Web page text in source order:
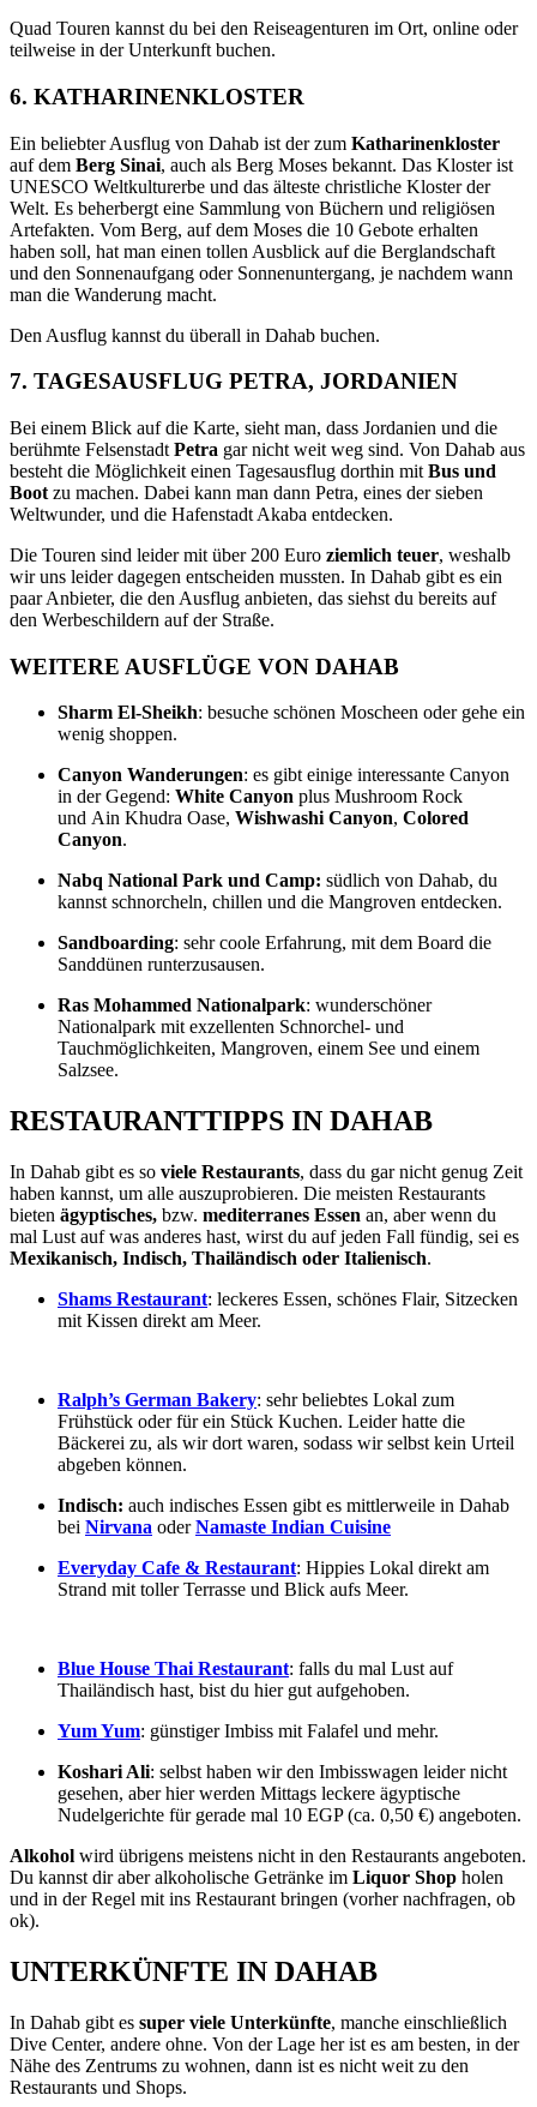
Quad Touren kannst du bei den Reiseagenturen im Ort, online oder
teilweise in der Unterkunft buchen.
6. KATHARINENKLOSTER
Ein beliebter Ausflug von Dahab ist der zum Katharinenkloster
auf dem Berg Sinai, auch als Berg Moses bekannt. Das Kloster ist
UNESCO Weltkulturerbe und das älteste christliche Kloster der
Welt. Es beherbergt eine Sammlung von Büchern und religiösen
Artefakten. Vom Berg, auf dem Moses die 10 Gebote erhalten
haben soll, hat man einen tollen Ausblick auf die Berglandschaft
und den Sonnenaufgang oder Sonnenuntergang, je nachdem wann
man die Wanderung macht.
Den Ausflug kannst du überall in Dahab buchen.
7. TAGESAUSFLUG PETRA, JORDANIEN
Bei einem Blick auf die Karte, sieht man, dass Jordanien und die
berühmte Felsenstadt Petra gar nicht weit weg sind. Von Dahab aus
besteht die Möglichkeit einen Tagesausflug dorthin mit Bus und
Boot zu machen. Dabei kann man dann Petra, eines der sieben
Weltwunder, und die Hafenstadt Akaba entdecken.
Die Touren sind leider mit über 200 Euro ziemlich teuer, weshalb
wir uns leider dagegen entscheiden mussten. In Dahab gibt es ein
paar Anbieter, die den Ausflug anbieten, das siehst du bereits auf
den Werbeschildern auf der Straße.
WEITERE AUSFLÜGE VON DAHAB
Sharm El-Sheikh: besuche schönen Moscheen oder gehe ein
wenig shoppen.
Canyon Wanderungen: es gibt einige interessante Canyon
in der Gegend: White Canyon plus Mushroom Rock
und Ain Khudra Oase, Wishwashi Canyon, Colored
Canyon.
Nabq National Park und Camp: südlich von Dahab, du
kannst schnorcheln, chillen und die Mangroven entdecken.
Sandboarding: sehr coole Erfahrung, mit dem Board die
Sanddünen runterzusausen.
Ras Mohammed Nationalpark: wunderschöner
Nationalpark mit exzellenten Schnorchel- und
Tauchmöglichkeiten, Mangroven, einem See und einem
Salzsee.
RESTAURANTTIPPS IN DAHAB
In Dahab gibt es so viele Restaurants, dass du gar nicht genug Zeit
haben kannst, um alle auszuprobieren. Die meisten Restaurants
bieten ägyptisches, bzw. mediterranes Essen an, aber wenn du
mal Lust auf was anderes hast, wirst du auf jeden Fall fündig, sei es
Mexikanisch, Indisch, Thailändisch oder Italienisch.
Shams Restaurant: leckeres Essen, schönes Flair, Sitzecken
mit Kissen direkt am Meer.
Ralph’s German Bakery: sehr beliebtes Lokal zum
Frühstück oder für ein Stück Kuchen. Leider hatte die
Bäckerei zu, als wir dort waren, sodass wir selbst kein Urteil
abgeben können.
Indisch: auch indisches Essen gibt es mittlerweile in Dahab
bei Nirvana oderNamaste Indian Cuisine
Everyday Cafe & Restaurant: Hippies Lokal direkt am
Strand mit toller Terrasse und Blick aufs Meer.
Blue House Thai Restaurant: falls du mal Lust auf
Thailändisch hast, bist du hier gut aufgehoben.
Yum Yum: günstiger Imbiss mit Falafel und mehr.
Koshari Ali: selbst haben wir den Imbisswagen leider nicht
gesehen, aber hier werden Mittags leckere ägyptische
Nudelgerichte für gerade mal 10 EGP (ca. 0,50 €) angeboten.
Alkohol wird übrigens meistens nicht in den Restaurants angeboten.
Du kannst dir aber alkoholische Getränke im Liquor Shop holen
und in der Regel mit ins Restaurant bringen (vorher nachfragen, ob
ok).
UNTERKÜNFTE IN DAHAB
In Dahab gibt es super viele Unterkünfte, manche einschließlich
Dive Center, andere ohne. Von der Lage her ist es am besten, in der
Nähe des Zentrums zu wohnen, dann ist es nicht weit zu den
Restaurants und Shops.